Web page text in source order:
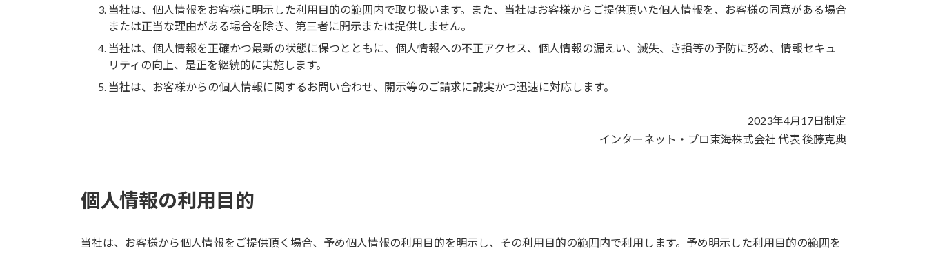
当社は、個人情報をお客様に明示した利用目的の範囲内で取り扱います。また、当社はお客様からご提供頂いた個人情報を、お客様の同意がある場合
または正当な理由がある場合を除き、第三者に開示または提供しません。
当社は、個人情報を正確かつ最新の状態に保つとともに、個人情報への不正アクセス、個人情報の漏えい、滅失、き損等の予防に努め、情報セキュ
リティの向上、是正を継続的に実施します。
当社は、お客様からの個人情報に関するお問い合わせ、開示等のご請求に誠実かつ迅速に対応します。
2023年4月17日制定
インターネット・プロ東海株式会社 代表 後藤克典
個人情報の利用目的
当社は、お客様から個人情報をご提供頂く場合、予め個人情報の利用目的を明示し、その利用目的の範囲内で利用します。予め明示した利用目的の範囲を